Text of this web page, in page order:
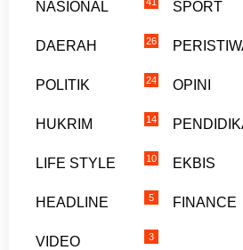
NASIONAL SPORT
DAERAH 26
POLITIK 24 OPINI
HUKRIM 14
LIFE STYLE 10 EKBIS
HEADLINE 5 FINANCE
VIDEO 3